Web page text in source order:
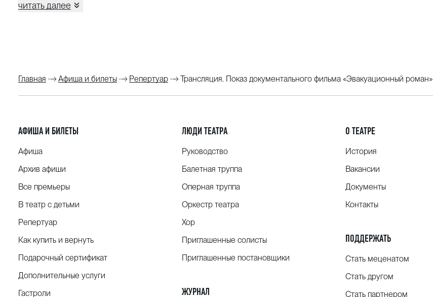
и радиопередач «Щит России-2013» (Пермь, 2012), победитель в номинации
— Национальная премия «Лавровая ветвь 2012», Победитель в номинация «Лучший
сценарий»;
Прокат: канал «Культура (январь 2012г.), ГТРК «Пермь» (2012). ТК «ВЕТТА» (2013).
Фильм создан при финансовой поддержке Министерства культуры Российской Федерации
читать далее
Главная Афиша и билеты Репертуар Трансляция. Показ документального фильма «Эвакуационный роман»
АФИША И БИЛЕТЫ
Афиша
Архив афиши
Все премьеры
В театр с детьми
Репертуар
Как купить и вернуть
Подарочный сертификат
Дополнительные услуги
Гастроли
ЛЮДИ ТЕАТРА
Руководство
Балетная труппа
Оперная труппа
Оркестр театра
Хор
Приглашенные солисты
Приглашенные постановщики
ЖУРНАЛ
О ТЕАТРЕ
История
Вакансии
Документы
Контакты
ПОДДЕРЖАТЬ
Стать меценатом
Стать другом
Стать партнером